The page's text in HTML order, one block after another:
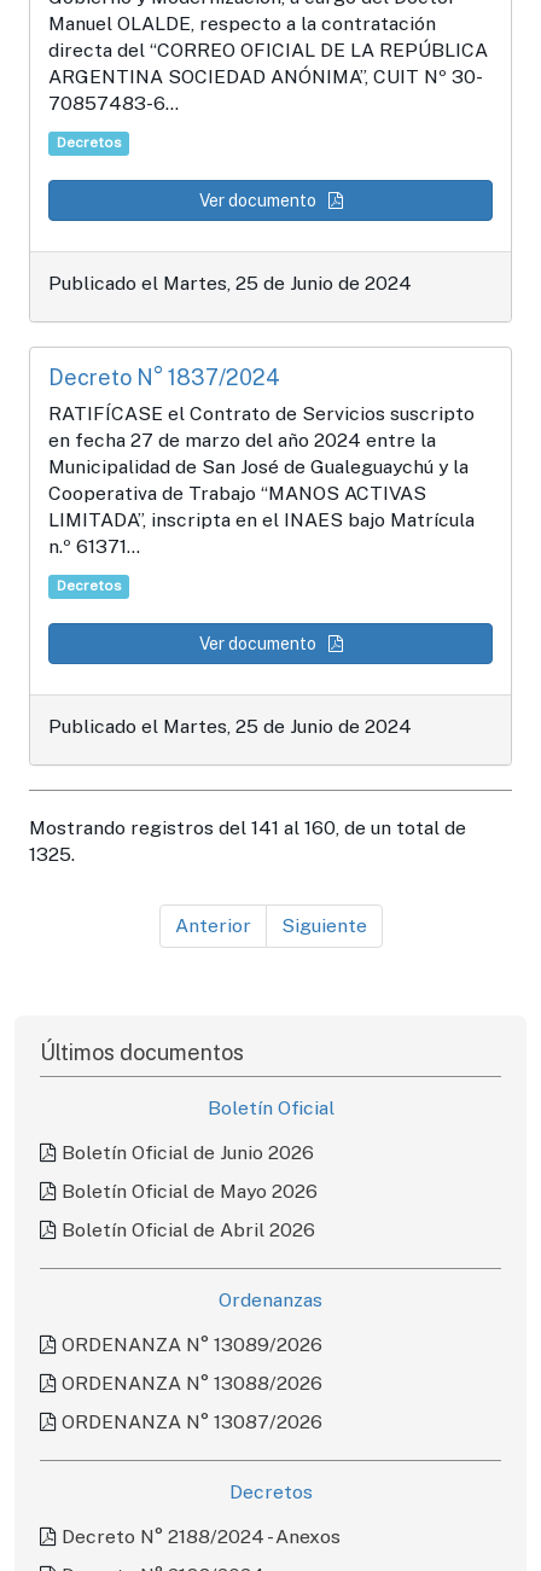
Manuel OLALDE, respecto a la contratación
directa del “CORREO OFICIAL DE LA REPÚBLICA
ARGENTINA SOCIEDAD ANÓNIMA”, CUIT Nº 30-
70857483-6...
Decretos
Ver documento
Publicado el Martes, 25 de Junio de 2024
Decreto N° 1837/2024
RATIFÍCASE el Contrato de Servicios suscripto
en fecha 27 de marzo del año 2024 entre la
Municipalidad de San José de Gualeguaychú y la
Cooperativa de Trabajo “MANOS ACTIVAS
LIMITADA”, inscripta en el INAES bajo Matrícula
n.º 61371...
Decretos
Ver documento
Publicado el Martes, 25 de Junio de 2024
Mostrando registros del 141 al 160, de un total de
1325.
Anterior Siguiente
Últimos documentos
Boletín Oficial
Boletín Oficial de Junio 2026
Boletín Oficial de Mayo 2026
Boletín Oficial de Abril 2026
Ordenanzas
ORDENANZA N° 13089/2026
ORDENANZA N° 13088/2026
ORDENANZA N° 13087/2026
Decretos
Decreto N° 2188/2024 - Anexos